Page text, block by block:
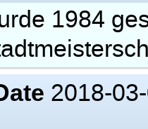
1984
2018-